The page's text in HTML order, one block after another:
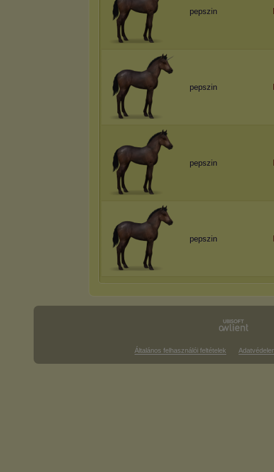
pepszin
pepszin
pepszin
pepszin
Általános felhasználói feltételek